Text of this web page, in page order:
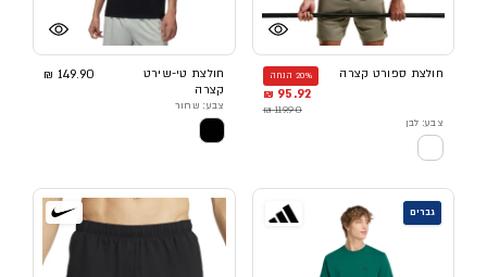
חולצת ספורט קצרה 20% הנחה
95.92 ₪
119.90 ₪
צבע: לבן
חולצת טי-שירט
קצרה
149.90 ₪
צבע: שחור
גברים